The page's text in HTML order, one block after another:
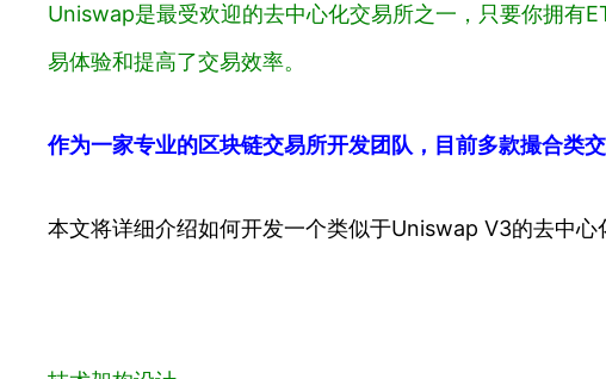
Uniswap是最受欢迎的去中心化交易所之一，只要你拥有
易体验和提高了交易效率。
作为一家专业的区块链交易所开发团队，目前多款撮合类
本文将详细介绍如何开发一个类似于Uniswap V3的去中心